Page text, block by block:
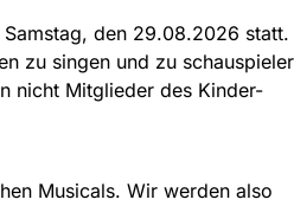
den 29.08.2026 statt.
zu singen und zu
nicht Mitglieder des Kinder-
Musicals. Wir werden also